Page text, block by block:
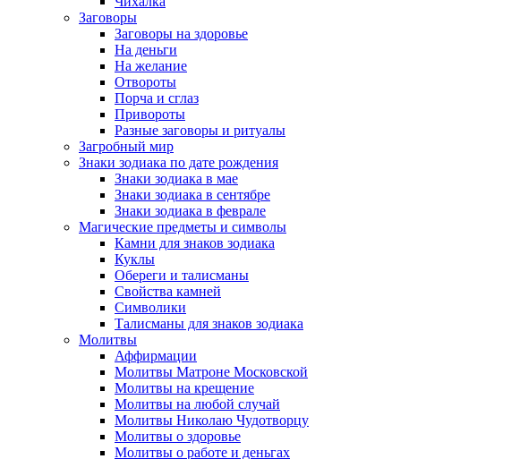
Заговоры
Заговоры на здоровье
На деньги
На желание
Отвороты
Порча и сглаз
Привороты
Разные заговоры и ритуалы
Загробный мир
Знаки зодиака по дате рождения
Знаки зодиака в мае
Знаки зодиака в сентябре
Знаки зодиака в феврале
Магические предметы и символы
Камни для знаков зодиака
Куклы
Обереги и талисманы
Свойства камней
Символики
Талисманы для знаков зодиака
Молитвы
Аффирмации
Молитвы Матроне Московской
Молитвы на крещение
Молитвы на любой случай
Молитвы Николаю Чудотворцу
Молитвы о здоровье
Молитвы о работе и деньгах